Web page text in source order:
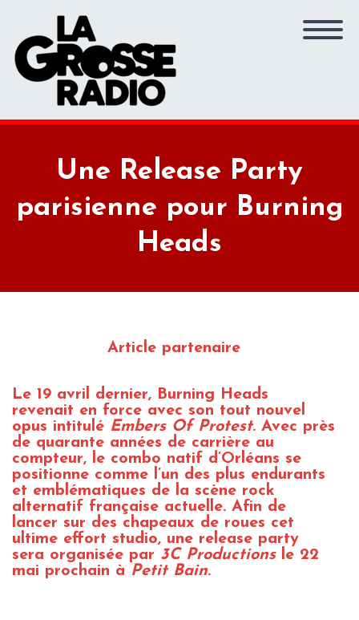
Une Release Party
parisienne pour Burning
Heads
Article partenaire
Le 19 avril dernier, Burning Heads
revenait en force avec son tout nouvel
opus intitulé Embers Of Protest. Avec près
de quarante années de carrière au
compteur, le combo natif d’Orléans se
positionne comme l’un des plus endurants
et emblématiques de la scène rock
alternatif française actuelle. Afin de
lancer sur des chapeaux de roues cet
ultime effort studio, une release party
sera organisée par 3C Productionsle 22
mai prochain à Petit Bain.